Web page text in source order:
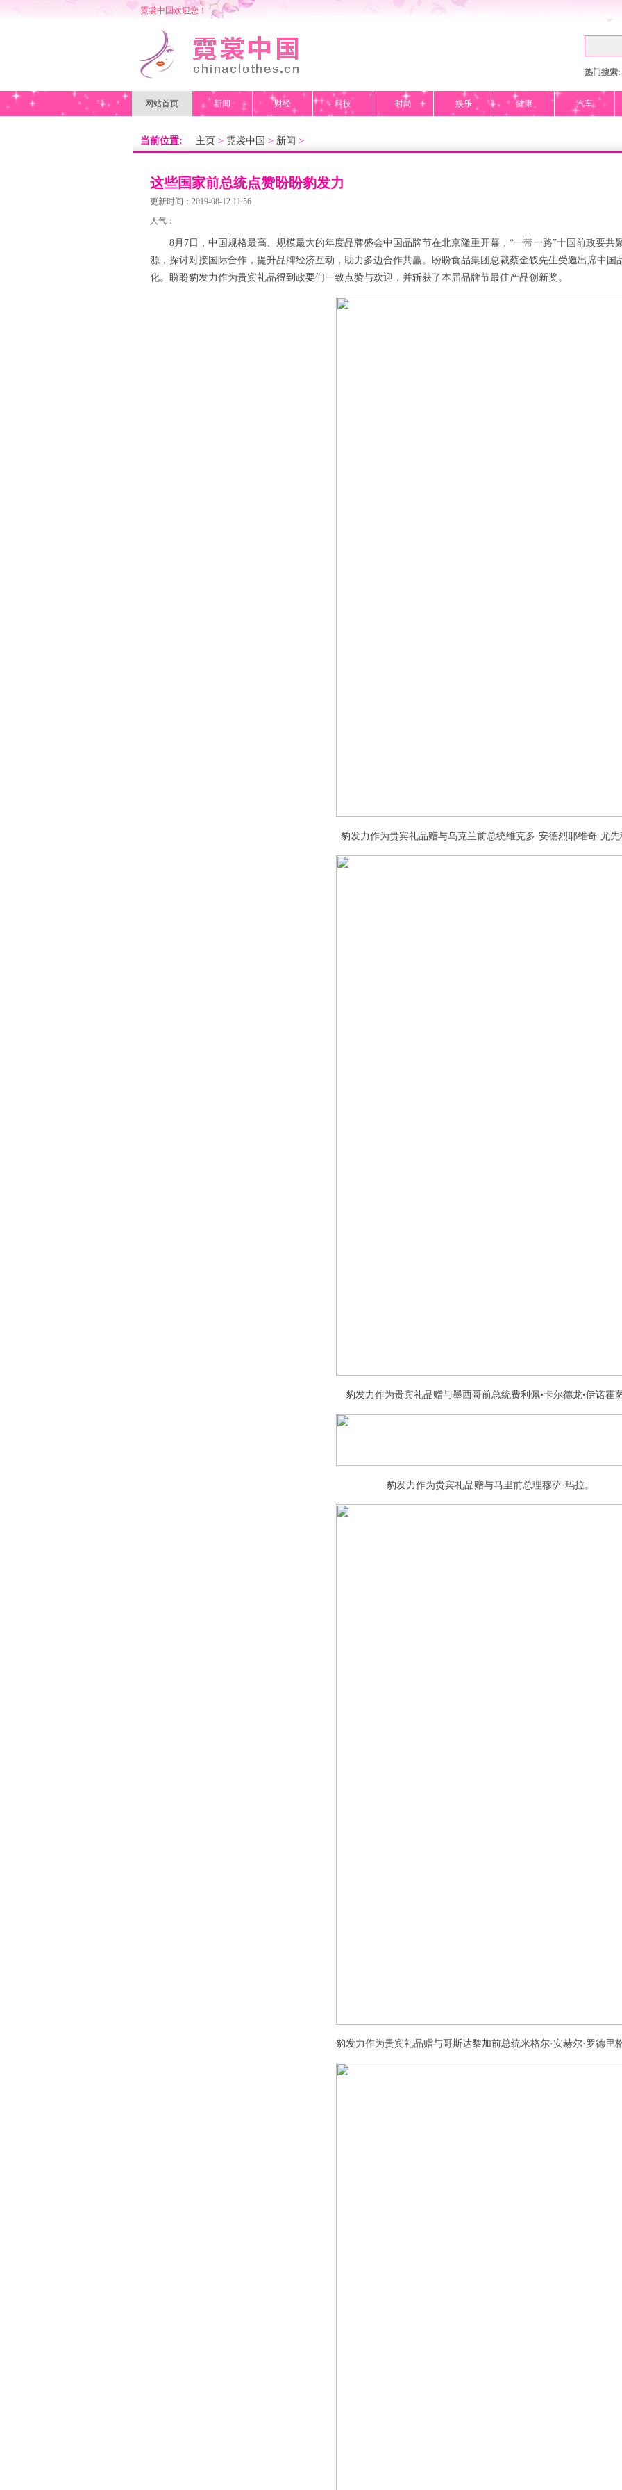
霓裳中国欢迎您！
热门搜索:
网站首页 新闻 财经 科技 时尚 娱乐 健康 汽车
当前位置: 主页 > 霓裳中国 > 新闻 >
这些国家前总统点赞盼盼豹发力
更新时间：2019-08-12 11:56
人气：
8月7日，中国规格最高、规模最大的年度品牌盛会中国品牌节在北京隆重开幕，“一带一路”十国前政要
源，探讨对接国际合作，提升品牌经济互动，助力多边合作共赢。盼盼食品集团总裁蔡金钗先生受邀出席中
化。盼盼豹发力作为贵宾礼品得到政要们一致点赞与欢迎，并斩获了本届品牌节最佳产品创新奖。
豹发力作为贵宾礼品赠与乌克兰前总统维克多·安德烈耶维奇·尤
豹发力作为贵宾礼品赠与墨西哥前总统费利佩•卡尔德龙•伊诺霍
豹发力作为贵宾礼品赠与马里前总理穆萨·玛拉。
豹发力作为贵宾礼品赠与哥斯达黎加前总统米格尔·安赫尔·罗德里